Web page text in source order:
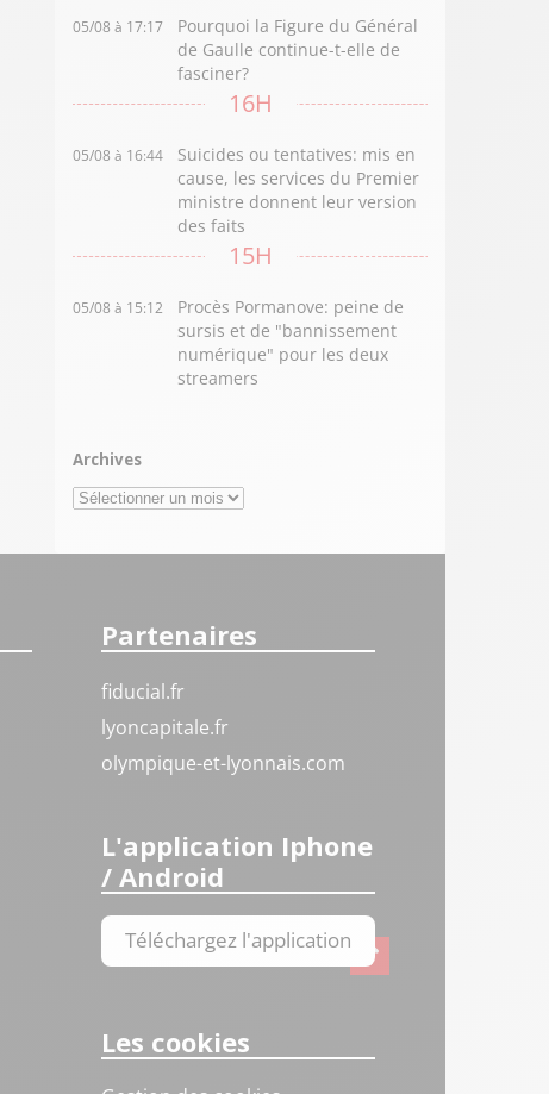
05/08 à 17:17
Pourquoi la Figure du Général
de Gaulle continue-t-elle de
fasciner?
16H
05/08 à 16:44
Suicides ou tentatives: mis en
cause, les services du Premier
ministre donnent leur version
des faits
15H
05/08 à 15:12
Procès Pormanove: peine de
sursis et de "bannissement
numérique" pour les deux
streamers
Archives
Archives
Partenaires
fiducial.fr
lyoncapitale.fr
olympique-et-lyonnais.com
L'application Iphone
/ Android
Téléchargez l'application
Les cookies